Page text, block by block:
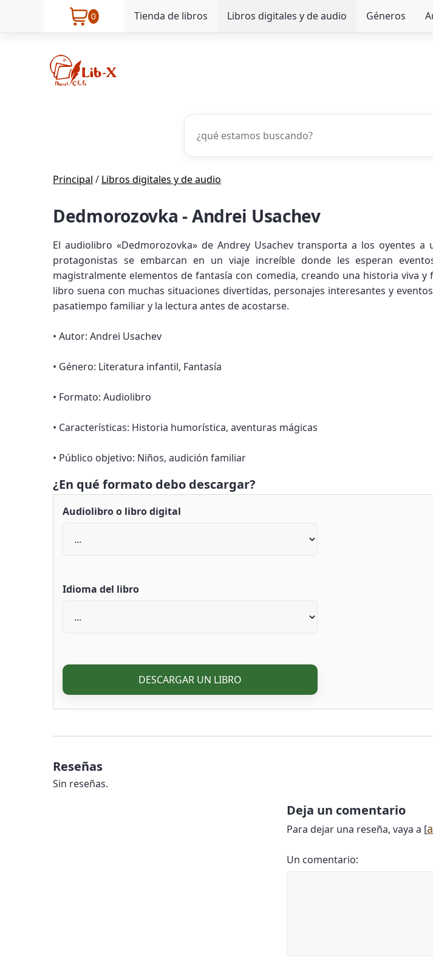
0 Tienda de libros Libros digitales y de audio Géneros
Principal / Libros digitales y de audio
Dedmorozovka - Andrei Usachev
El audiolibro «Dedmorozovka» de Andrey Usachev transporta a los oyentes
protagonistas se embarcan en un viaje increíble donde les esperan
magistralmente elementos de fantasía con comedia, creando una historia viva
libro suena con muchas situaciones divertidas, personajes interesantes y
pasatiempo familiar y la lectura antes de acostarse.
• Autor: Andrei Usachev
• Género: Literatura infantil, Fantasía
• Formato: Audiolibro
• Características: Historia humorística, aventuras mágicas
• Público objetivo: Niños, audición familiar
¿En qué formato debo descargar?
Audiolibro o libro digital
Idioma del libro
DESCARGAR UN LIBRO
Reseñas
Sin reseñas.
Deja un comentario
Para dejar una reseña, vaya a [
Un comentario: